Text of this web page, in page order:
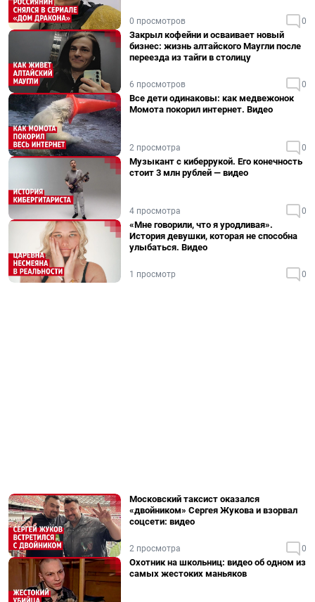
0 просмотров 0
Закрыл кофейни и осваивает новый
бизнес: жизнь алтайского Маугли после
переезда из тайги в столицу
6 просмотров 0
Все дети одинаковы: как медвежонок
Момота покорил интернет. Видео
2 просмотра 0
Музыкант с киберрукой. Его конечность
стоит 3 млн рублей — видео
4 просмотра 0
«Мне говорили, что я уродливая».
История девушки, которая не способна
улыбаться. Видео
1 просмотр 0
Московский таксист оказался
«двойником» Сергея Жукова и взорвал
соцсети: видео
2 просмотра 0
Охотник на школьниц: видео об одном из
самых жестоких маньяков